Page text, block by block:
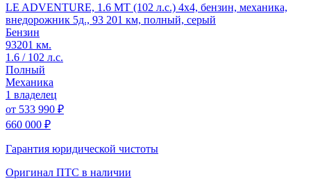
LE ADVENTURE, 1.6 MT (102 л.с.) 4x4, бензин, механика,
внедорожник 5д., 93 201 км, полный, серый
Бензин
93201 км.
1.6 / 102 л.с.
Полный
Механика
1 владелец
от 533 990 ₽
660 000 ₽
Гарантия юридической чистоты
Оригинал ПТС в наличии